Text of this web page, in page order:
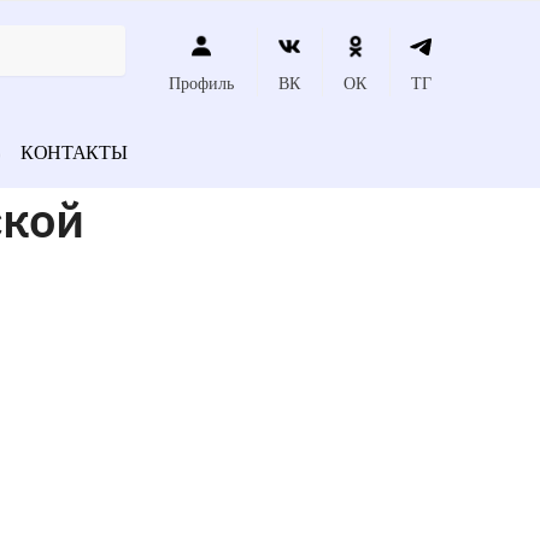
Профиль ВК ОК ТГ
КОНТАКТЫ